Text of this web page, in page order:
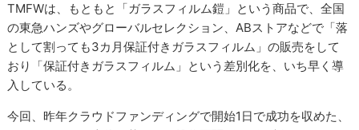
TMFWは、もともと「ガラスフィルム鎧」という商品で、全国
の東急ハンズやグローバルセレクション、ABストアなどで「落
として割っても3カ月保証付きガラスフィルム」の販売をして
おり「保証付きガラスフィルム」という差別化を、いち早く導
入している。
今回、昨年クラウドファンディングで開始1日で成功を収めた、